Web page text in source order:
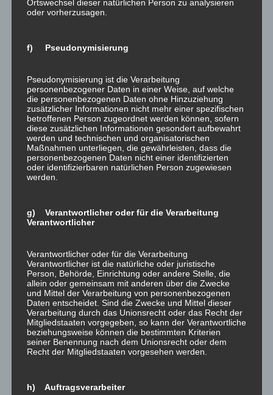
DSGVO eingelegt haben, muss eine Abwägung
wessen Interessen überwiegen, haben Sie das Recht,
personenbezogenen Daten zu verlangen.
Wenn Sie die Verarbeitung Ihrer personenbezogenen
Daten eingeschränkt haben, dürfen diese Daten – von
ihrer Speicherung abgesehen – nur mit Ihrer
Einwilligung oder zur Geltendmachung, Ausübung oder
Verteidigung von Rechtsansprüchen oder zum Schutz
der Rechte einer anderen natürlichen oder juristischen
Interesses der Europäischen Union oder eines
Mitgliedstaats verarbeitet werden.
4. Datenerfassung auf dieser
Website
Cookies
Unsere Internetseiten verwenden so genannte
„Cookies“. Cookies sind kleine Textdateien und richten
auf Ihrem Endgerät keinen Schaden an. Sie werden
entweder vorübergehend für die Dauer einer Sitzung
(Session-Cookies) oder dauerhaft (permanente
Cookies werden nach Ende Ihres Besuchs automatisch
Ortswechsel dieser natürlichen Person zu analysieren
oder vorherzusagen.
f) Pseudonymisierung
Pseudonymisierung ist die Verarbeitung
personenbezogener Daten in einer Weise, auf welche
die personenbezogenen Daten ohne Hinzuziehung
zusätzlicher Informationen nicht mehr einer spezifischen
betroffenen Person zugeordnet werden können, sofern
diese zusätzlichen Informationen gesondert aufbewahrt
werden und technischen und organisatorischen
Maßnahmen unterliegen, die gewährleisten, dass die
personenbezogenen Daten nicht einer identifizierten
oder identifizierbaren natürlichen Person zugewiesen
werden.
g) Verantwortlicher oder für die Verarbeitung
Verantwortlicher
Verantwortlicher oder für die Verarbeitung
Verantwortlicher ist die natürliche oder juristische
Person, Behörde, Einrichtung oder andere Stelle, die
allein oder gemeinsam mit anderen über die Zwecke
und Mittel der Verarbeitung von personenbezogenen
Daten entscheidet. Sind die Zwecke und Mittel dieser
Verarbeitung durch das Unionsrecht oder das Recht der
Mitgliedstaaten vorgegeben, so kann der Verantwortliche
beziehungsweise können die bestimmten Kriterien
seiner Benennung nach dem Unionsrecht oder dem
Recht der Mitgliedstaaten vorgesehen werden.
h) Auftragsverarbeiter